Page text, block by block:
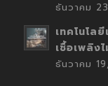
ธันวาคม
เทคโนโล
เชื้อเพลิง
ธันวาคม